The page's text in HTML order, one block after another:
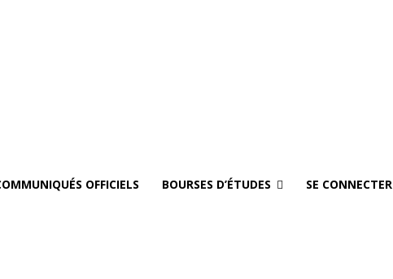
OFFICIELS BOURSES D’ÉTUDES SE CONNECTER